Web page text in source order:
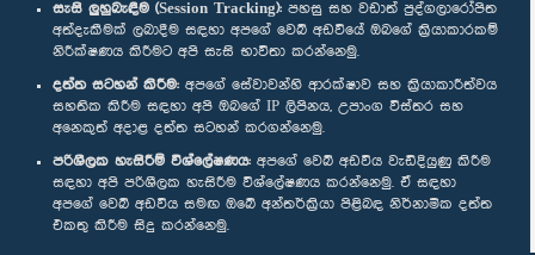
සැසි ලුහුබැඳීම (Session Tracking): පහසු සහ වඩාත් පුද්ගලාරෝපිත
අත්දැකීමක් ලබාදීම සඳහා අපගේ වෙබ් අඩවියේ ඔබගේ ක්‍රියාකාරකම්
නිරීක්ෂණය කිරීමට අපි සැසි භාවිතා කරන්නෙමු.
දත්ත සටහන් කිරීම: අපගේ සේවාවන්හි ආරක්ෂාව සහ ක්‍රියාකාරීත්වය
සහතික කිරීම සඳහා අපි ඔබගේ IP ලිපිනය, උපාංග විස්තර සහ
අනෙකුත් අදාළ දත්ත සටහන් කරගන්නෙමු.
පරිශීලක හැසිරීම් විශ්ලේෂණය: අපගේ වෙබ් අඩවිය වැඩිදියුණු කිරීම
සඳහා අපි පරිශීලක හැසිරීම විශ්ලේෂණය කරන්නෙමු. ඒ සඳහා
අපගේ වෙබ් අඩවිය සමඟ ඔබේ අන්තර්ක්‍රියා පිළිබඳ නිර්නාමික දත්ත
එකතු කිරීම සිදු කරන්නෙමු.
අප හා සම්බන්ධ වී සිටින්න :
සම්මාන
පෞද්ගලිකත්ව ප්‍රතිපත්තිය